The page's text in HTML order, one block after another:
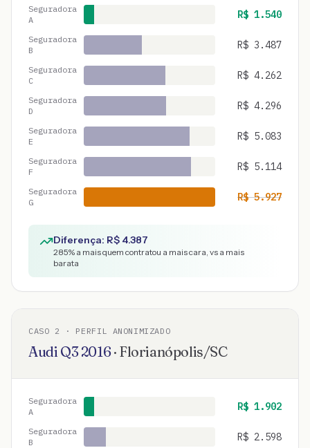
Seguradora
A
R$ 1.540
Seguradora
B
R$ 3.487
Seguradora
C
R$ 4.262
Seguradora
D
R$ 4.296
Seguradora
E
R$ 5.083
Seguradora
F
R$ 5.114
Seguradora
G
R$5.927
Diferença: R$ 4.387
285% a mais quem contratou a mais cara, vs a mais
barata
CASO 2 · PERFIL ANONIMIZADO
Audi Q32016· Florianópolis/SC
Seguradora
A
R$ 1.902
Seguradora
B
R$ 2.598